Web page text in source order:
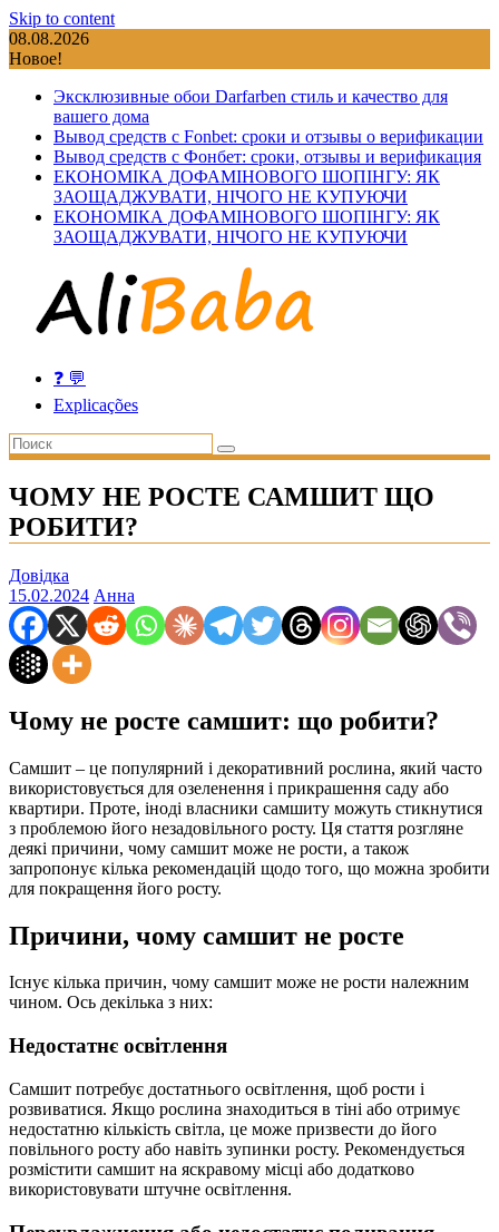
Skip to content
08.08.2026
Новое!
Эксклюзивные обои Darfarben стиль и качество для
вашего дома
Вывод средств с Fonbet: сроки и отзывы о верификации
Вывод средств с Фонбет: сроки, отзывы и верификация
ЕКОНОМІКА ДОФАМІНОВОГО ШОПІНГУ: ЯК
ЗАОЩАДЖУВАТИ, НІЧОГО НЕ КУПУЮЧИ
ЕКОНОМІКА ДОФАМІНОВОГО ШОПІНГУ: ЯК
ЗАОЩАДЖУВАТИ, НІЧОГО НЕ КУПУЮЧИ
❓ 💬
Explicações
ЧОМУ НЕ РОСТЕ САМШИТ ЩО
РОБИТИ?
Довідка
15.02.2024 Анна
Чому не росте самшит: що робити?
Самшит – це популярний і декоративний рослина, який часто
використовується для озеленення і прикрашення саду або
квартири. Проте, іноді власники самшиту можуть стикнутися
з проблемою його незадовільного росту. Ця стаття розгляне
деякі причини, чому самшит може не рости, а також
запропонує кілька рекомендацій щодо того, що можна зробити
для покращення його росту.
Причини, чому самшит не росте
Існує кілька причин, чому самшит може не рости належним
чином. Ось декілька з них:
Недостатнє освітлення
Самшит потребує достатнього освітлення, щоб рости і
розвиватися. Якщо рослина знаходиться в тіні або отримує
недостатню кількість світла, це може призвести до його
повільного росту або навіть зупинки росту. Рекомендується
розмістити самшит на яскравому місці або додатково
використовувати штучне освітлення.